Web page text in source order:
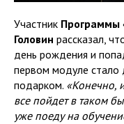
Участник Программы
Головин рассказал,
день рождения и
первом модуле стало
подарком. «Конечно,
все пойдет в таком
уже поеду на